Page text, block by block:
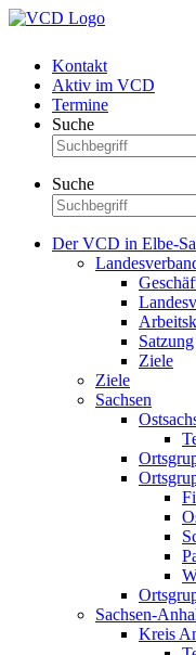
Kontakt
Aktiv im VCD
Termine
Suche
Suche
Der VCD in Elbe-
Satzung
Ziele
Ziele
Sachsen
Sachsen-
Kreis